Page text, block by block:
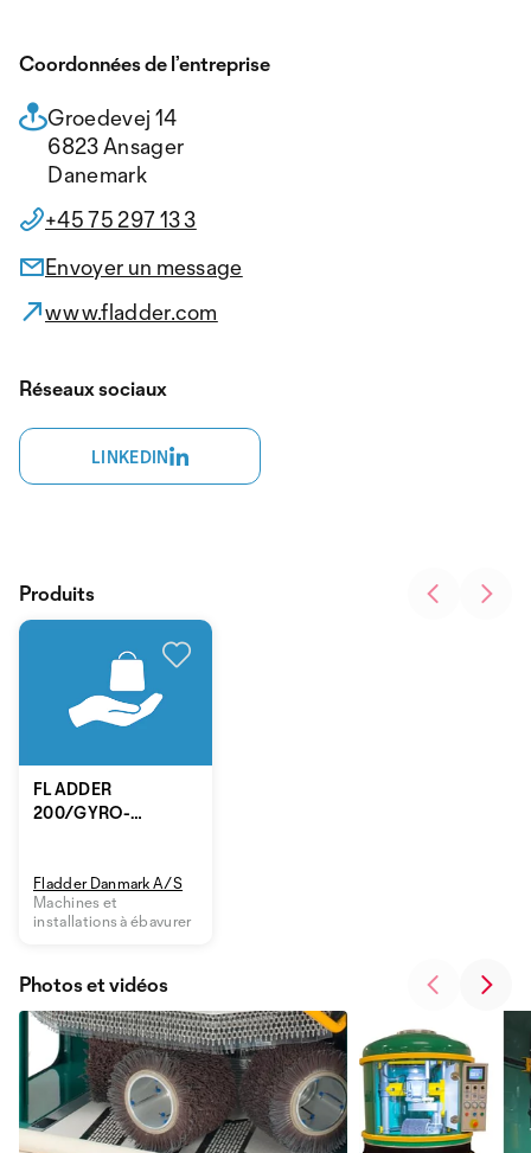
Coordonnées de l’entreprise
Groedevej 14
6823 Ansager
Danemark
+45 75 297 13 3
Envoyer un message
www.fladder.com
Réseaux sociaux
LINKEDIN
FLADDER
200/GYRO-
Fladder Danmark A/S
Machines et
installations à ébavurer
Produits
Photos et vidéos